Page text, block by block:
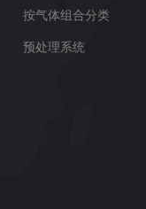
按气体组合分类
预处理系统